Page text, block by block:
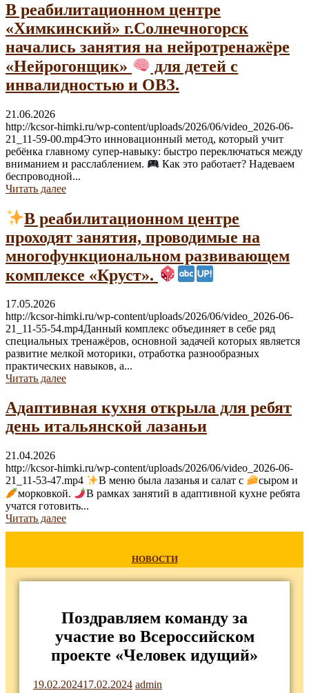
В реабилитационном центре
«Химкинский» г.Солнечногорск
начались занятия на нейротренажёре
«Нейрогонщик»
для детей с
инвалидностью и ОВЗ.
21.06.2026
http://kcsor-himki.ru/wp-content/uploads/2026/06/video_2026-06-
21_11-59-00.mp4Это инновационный метод, который учит
ребёнка главному супер-навыку: быстро переключаться между
вниманием и расслаблением.
Как это работает? Надеваем
беспроводной...
Читать далее
В реабилитационном центре
проходят занятия, проводимые на
многофункциональном развивающем
комплексе «Круст».
17.05.2026
http://kcsor-himki.ru/wp-content/uploads/2026/06/video_2026-06-
21_11-55-54.mp4Данный комплекс объединяет в себе ряд
специальных тренажёров, основной задачей которых является
развитие мелкой моторики, отработка разнообразных
практических навыков, а...
Читать далее
Адаптивная кухня открыла для ребят
день итальянской лазаньи
21.04.2026
http://kcsor-himki.ru/wp-content/uploads/2026/06/video_2026-06-
21_11-53-47.mp4
В меню была лазанья и салат с
сыром и
морковкой.
В рамках занятий в адаптивной кухне ребята
учатся готовить...
Читать далее
НОВОСТИ
Поздравляем команду за
участие во Всероссийском
проекте «Человек идущий»
19.02.202417.02.2024 admin